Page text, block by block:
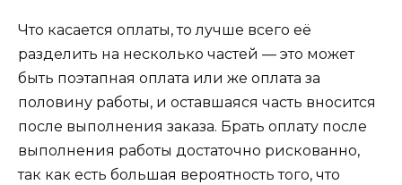
Что касается оплаты, то лучше всего её
разделить на несколько частей — это может
быть поэтапная оплата или же оплата за
половину работы, и оставшаяся часть вносится
после выполнения заказа. Брать оплату после
выполнения работы достаточно рискованно,
так как есть большая вероятность того, что